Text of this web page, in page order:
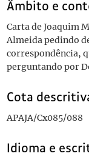
Âmbito e
Carta de Joaquim
Almeida pedindo
correspondência,
perguntando por
Cota
APAJA/Cx085/088
Idioma e